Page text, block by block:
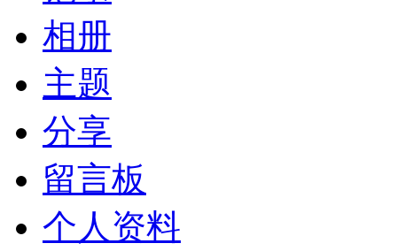
相册
主题
分享
留言板
个人资料